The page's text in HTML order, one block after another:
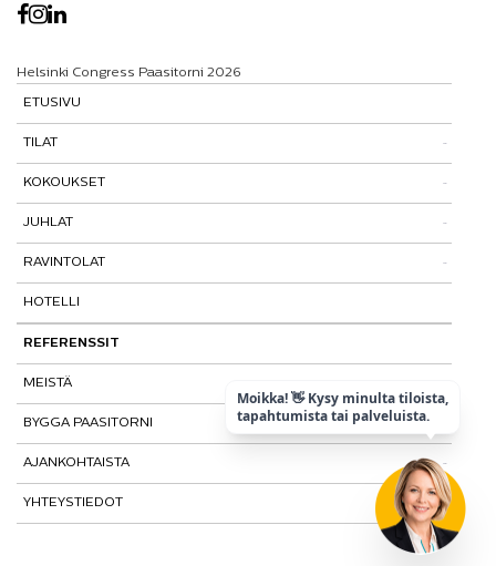
Helsinki Congress Paasitorni 2026
ETUSIVU
TILAT
Tutustu tiloihimme
Tilat ja tarinat
Paasitorni-testi
KOKOUKSET
Kokouspaketit
Lisäpalvelut
JUHLAT
Pikkujoulut
RAVINTOLAT
Paasiravintola
Muut ravintolat
HOTELLI
REFERENSSIT
MEISTÄ
Kohtaamispaikka
Laatu ja vastuullisuus
Historia
BYGGA PAASITORNI
AJANKOHTAISTA
Tietosuojaseloste
YHTEYSTIEDOT
Moikka! 👋 Kysy minulta tiloista,
tapahtumista tai palveluista.